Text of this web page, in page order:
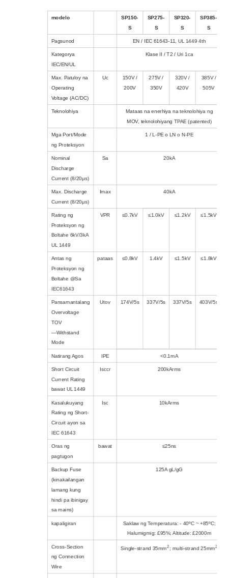
modelo SP150-
S
SP275-
S
SP320-
S
SP385-
S
Pagsunod EN / IEC 61643-11, UL 1449 4th
Kategorya
IEC/EN/UL
Klase II / T2 / Uri 1ca
Max. Patuloy na
Operating
Voltage (AC/DC)
Uc 150V /
200V
275V /
350V
320V /
420V
385V /
505V
Teknolohiya Mataas na enerhiya na teknolohiya ng
MOV, teknolohiyang TPAE (patented)
Mga Port/Mode
ng Proteksyon
1 / L-PE o LN o N-PE
Nominal
Discharge
Current (8/20μs)
Sa 20kA
Max. Discharge
Current (8/20μs)
Imax 40kA
Rating ng
Proteksyon ng
Boltahe 6kV/3kA
UL 1449
VPR ≤0.7kV ≤1.0kV ≤1.2kV ≤1.5kV
Antas ng
Proteksyon ng
Boltahe @Sa
IEC61643
pataas ≤0.8kV 1.4kV ≤1.5kV ≤1.8kV
Pansamantalang
Overvoltage
TOV
—Withstand
Mode
Utov 174V/5s 337V/5s 337V/5s 403V/5s
Natirang Agos IPE <0.1mA
Short Circuit
Current Rating
bawat UL 1449
Isccr 200kArms
Kasalukuyang
Rating ng Short-
Circuit ayon sa
IEC 61643
Isc 10kArms
Oras ng
pagtugon
bawat ≤25ns
Backup Fuse
(kinakailangan
lamang kung
hindi pa ibinigay
sa mains)
125A gL/gG
kapaligiran
Saklaw ng Temperatura: - 40ºC ~ +85ºC;
Halumigmig: £95%; Altitude: £2000m
Cross-Section
ng Connection
Wire
Single-strand 35mm2; multi-strand 25mm2